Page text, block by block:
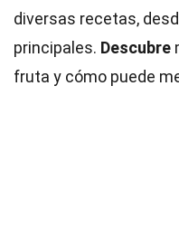
diversas recetas,
principales. Descubre
fruta y cómo puede